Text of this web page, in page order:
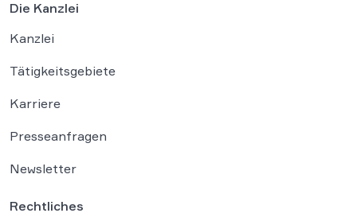
Die Kanzlei
Kanzlei
Tätigkeitsgebiete
Karriere
Presseanfragen
Newsletter
Rechtliches